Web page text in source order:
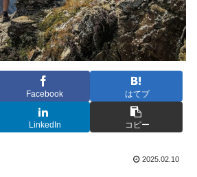
Facebook はてブ
LinkedIn コピー
2025.02.10